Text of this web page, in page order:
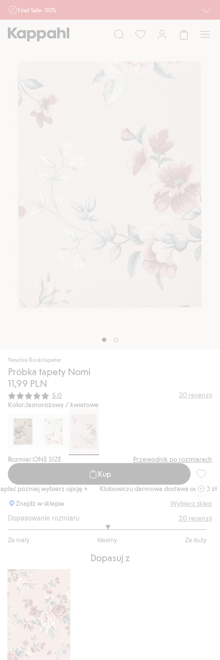
Final Sale -30%
działu outlet do 10.8 w sklepach Kappahl i Newbie oraz na kappahl.com. Ofert
nie łączymy
Newbie Boråstapeter
Próbka tapety Nomi
11,99 PLN
Średnia ocena:
5.0 20 recenzji
Kolor:Jasnoróżowy / kwiatowe
Rozmiar:ONE SIZE Przewodnik po rozmiarach
Kup
później wybierz opcję + Klubowiczu darmowa dostawa od 150 zł
Znajdź w sklepie
Wybierz sklep
Dopasowanie rozmiaru
Za mały Idealny Za duży
na
15
głosów
20 recenzji
Dopasuj z